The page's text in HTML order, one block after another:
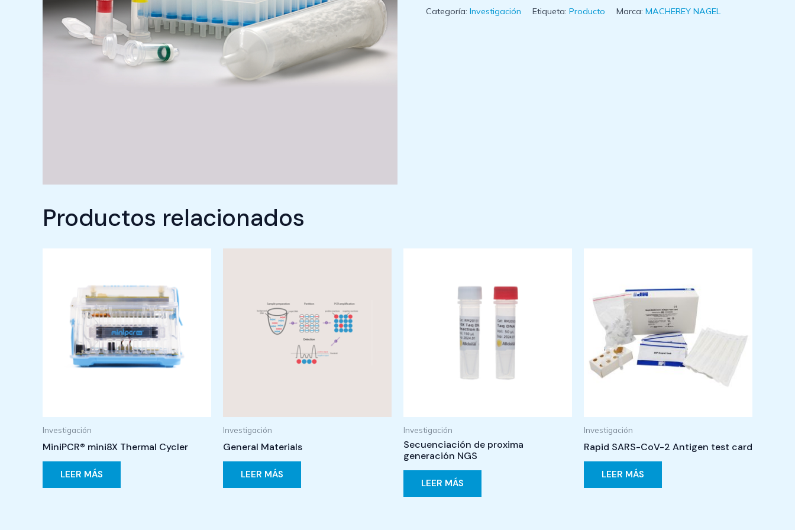
Categoría: Investigación Etiqueta: Producto Marca: MACHEREY NAGEL
Productos relacionados
Investigación
MiniPCR® mini8X Thermal Cycler
LEER MÁS
Investigación
General Materials
LEER MÁS
Investigación
Secuenciación de proxima
generación NGS
LEER MÁS
Investigación
Rapid SARS-CoV-2 Antigen test card
LEER MÁS